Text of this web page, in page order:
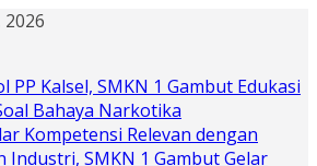
PP Kalsel, SMKN 1 Gambut Edukasi
Bahaya Narkotika
Kompetensi Relevan dengan
Industri, SMKN 1 Gambut Gelar